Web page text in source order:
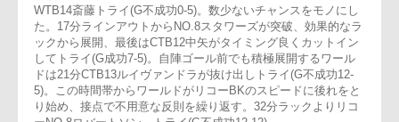
ス。SH中山のショートパントや、ラックに人数をかけない効
的なゲーム運びながら、敵陣ゴール前の肝心なところで、はや
る気持ちの余り、ラインオフサイドを犯すなど詰めの甘さを露
呈する。前半12分、リコーは中央付近のラックから左展開、
WTB14斎藤トライ(G不成功0-5)。数少ないチャンスをモノにし
た。17分ラインアウトからNO.8スタワーズが突破、効果的な
ックから展開、最後はCTB12中矢がタイミング良くカットイン